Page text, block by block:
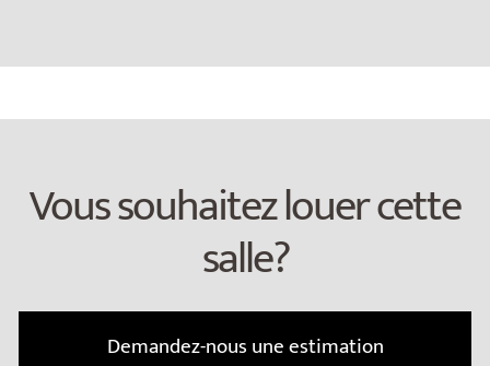
Vous souhaitez louer cette
salle?
Demandez-nous une estimation